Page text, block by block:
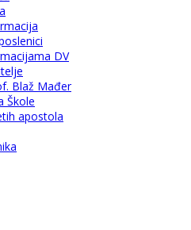
DV
Blaž Mađer
Škole
apostola